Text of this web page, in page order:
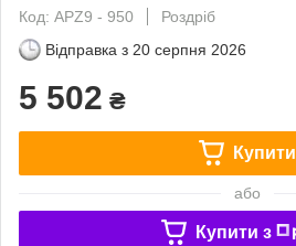
Код: APZ9 - 950
Роздріб
Відправка з 20 серпня 2026
5 502 ₴
Купити
або
Купити з